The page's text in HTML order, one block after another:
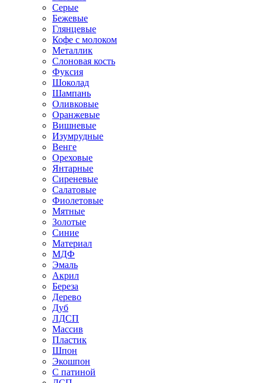
Серые
Бежевые
Глянцевые
Кофе с молоком
Металлик
Слоновая кость
Фуксия
Шоколад
Шампань
Оливковые
Оранжевые
Вишневые
Изумрудные
Венге
Ореховые
Янтарные
Сиреневые
Салатовые
Фиолетовые
Мятные
Золотые
Синие
Материал
МДФ
Эмаль
Акрил
Береза
Дерево
Дуб
ЛДСП
Массив
Пластик
Шпон
Экошпон
С патиной